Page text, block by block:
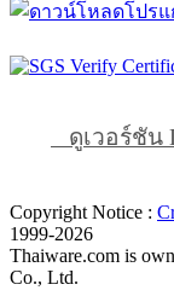
ดูเวอร์ชัน
Copyright Notice :
1999-2026
Thaiware.com is
Co., Ltd.